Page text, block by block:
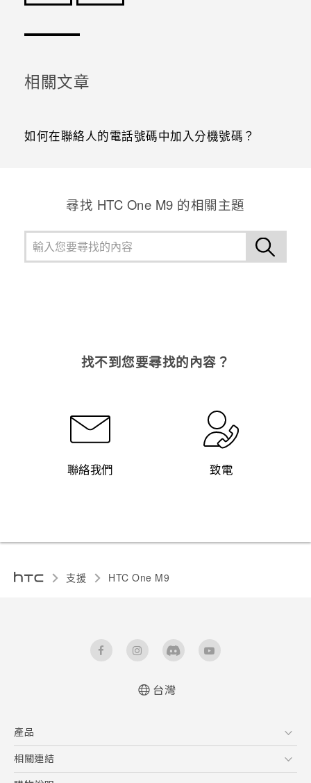
相關文章
如何在聯絡人的電話號碼中加入分機號碼？
尋找 HTC One M9 的相關主題
找不到您要尋找的內容？
聯絡我們 致電
支援 HTC One M9‎
台灣
產品
5G
智慧型手機
相關連結